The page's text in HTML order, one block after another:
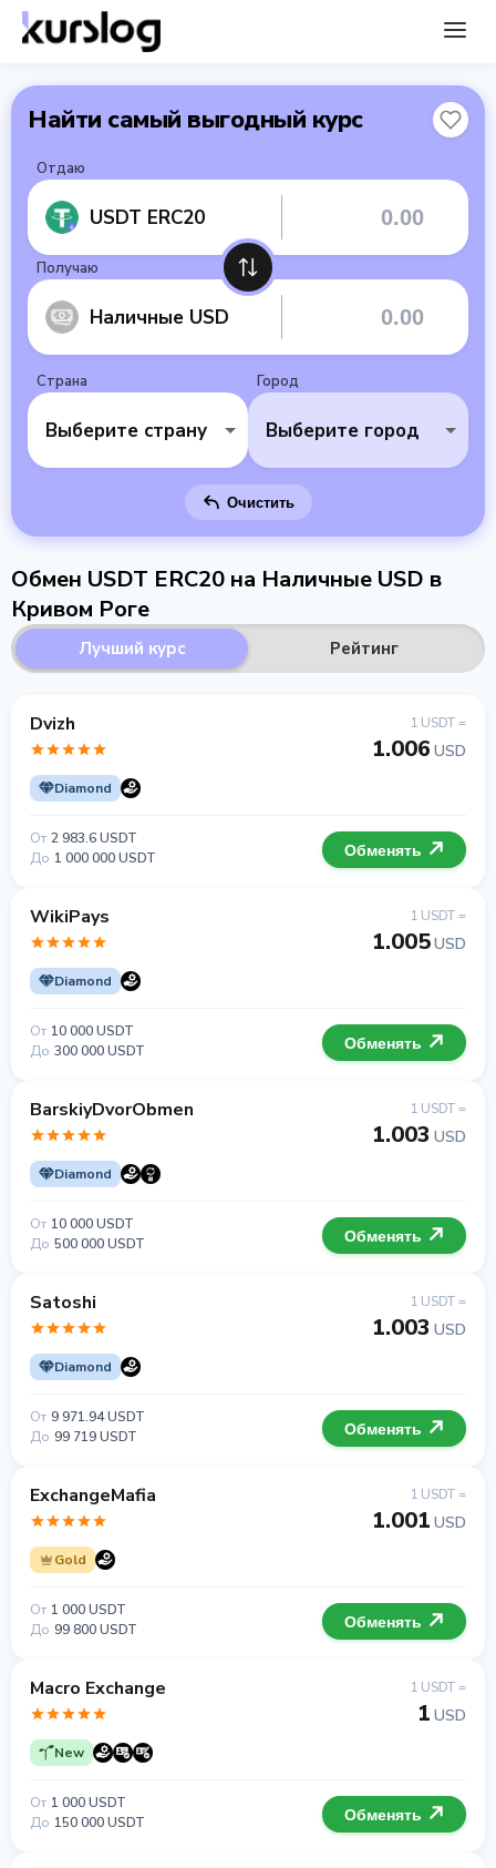
Найти самый выгодный курс
Отдаю
USDT ERC20
Получаю
Наличные USD
Страна
Выберите страну
Город
Выберите город
Очистить
Обмен USDT ERC20 на Наличные USD в
Кривом Роге
Лучший курс Рейтинг
Dvizh
Diamond
1 USDT =
1.006 USD
От 2 983.6 USDT
До 1 000 000 USDT Обменять
WikiPays
Diamond
1 USDT =
1.005USD
От 10 000 USDT
До 300 000 USDT Обменять
BarskiyDvorObmen
Diamond
1 USDT =
1.003 USD
От 10 000 USDT
До 500 000 USDT Обменять
Satoshi
Diamond
1 USDT =
1.003 USD
От 9 971.94 USDT
До 99 719 USDT Обменять
ExchangeMafia
Gold
1 USDT =
1.001 USD
От 1 000 USDT
До 99 800 USDT Обменять
Macro Exchange
New
1 USDT =
1 USD
От 1 000 USDT
До 150 000 USDT Обменять